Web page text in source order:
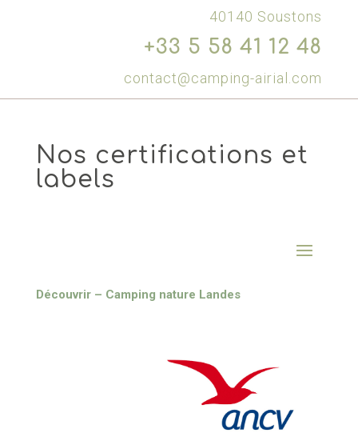
40140 Soustons
+33 5 58 41 12 48
contact@camping-airial.com
Nos certifications et
labels
Découvrir – Camping nature Landes